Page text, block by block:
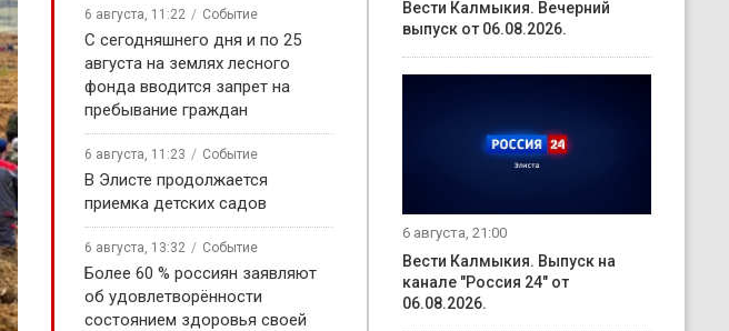
6 августа, 11:22 Событие
С сегодняшнего дня и по 25
августа на землях лесного
фонда вводится запрет на
пребывание граждан
6 августа, 11:23 Событие
В Элисте продолжается
приемка детских садов
6 августа, 13:32 Событие
Более 60 % россиян заявляют
об удовлетворённости
состоянием здоровья своей
Вести Калмыкия. Вечерний
выпуск от 06.08.2026.
6 августа, 21:00
Вести Калмыкия. Выпуск на
канале "Россия 24" от
06.08.2026.